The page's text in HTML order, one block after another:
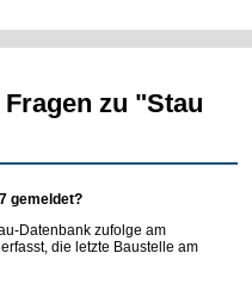
zu "Stau
gemeldet?
Datenbank zufolge am
die letzte Baustelle am